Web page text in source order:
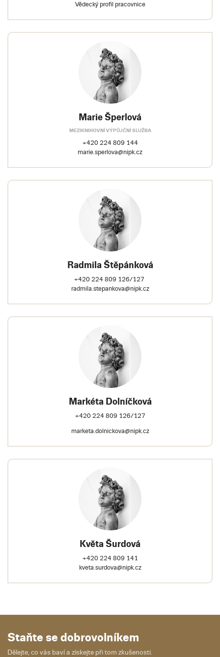
Vědecký profil pracovnice
Marie Šperlová
MEZIKNIHOVNÍ VÝPŮJČNÍ SLUŽBA
+420 224 809 144
marie.sperlova@nipk.cz
Radmila Štěpánková
+420 224 809 126/127
radmila.stepankova@nipk.cz
Markéta Dolníčková
+420 224 809 126/127
marketa.dolnickova@nipk.cz
Květa Šurdová
+420 224 809 141
kveta.surdova@nipk.cz
Staňte se dobrovolníkem
Dělejte, co vás baví a získejte při tom zkušenosti.